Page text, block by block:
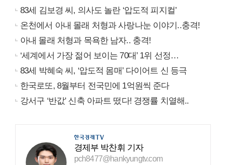
83세 김보경 씨, 의사도 놀란 ‘압도적 피지컬’
온천에서 아내 몰래 처형과 사랑나눈 이야기..충격!
아내 몰래 처형과 목욕한 남자.. 충격!
‘세계에서 가장 젊어 보이는 70대’ 1위 선정…
83세 박혜숙 씨, ‘압도적 몸매’ 다이어트 신 등극
한국로또, 8월부터 전국민에 1억원씩 준다
강서구 ‘반값’ 신축 아파트 떴다! 경쟁률 치열해..
경제부 박찬휘 기자
pch8477@hankyungtv.com